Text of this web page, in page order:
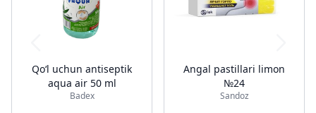
Qoʻl uchun antiseptik
aqua air 50 ml
Badex
Angal pastillari limon
№24
Sandoz